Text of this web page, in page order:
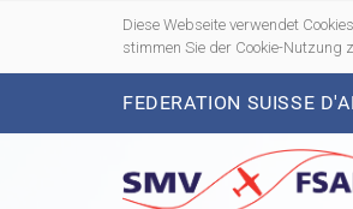
Diese Webseite verwendet
stimmen Sie der Cookie-Nutzung
FEDERATION SUISSE